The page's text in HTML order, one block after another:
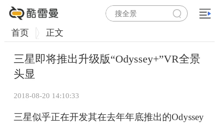
首页 正文
三星即将推出升级版“Odyssey+”VR全景
头显
2018-08-20 14:10:33
三星似乎正在开发其在去年年底推出的Odyssey